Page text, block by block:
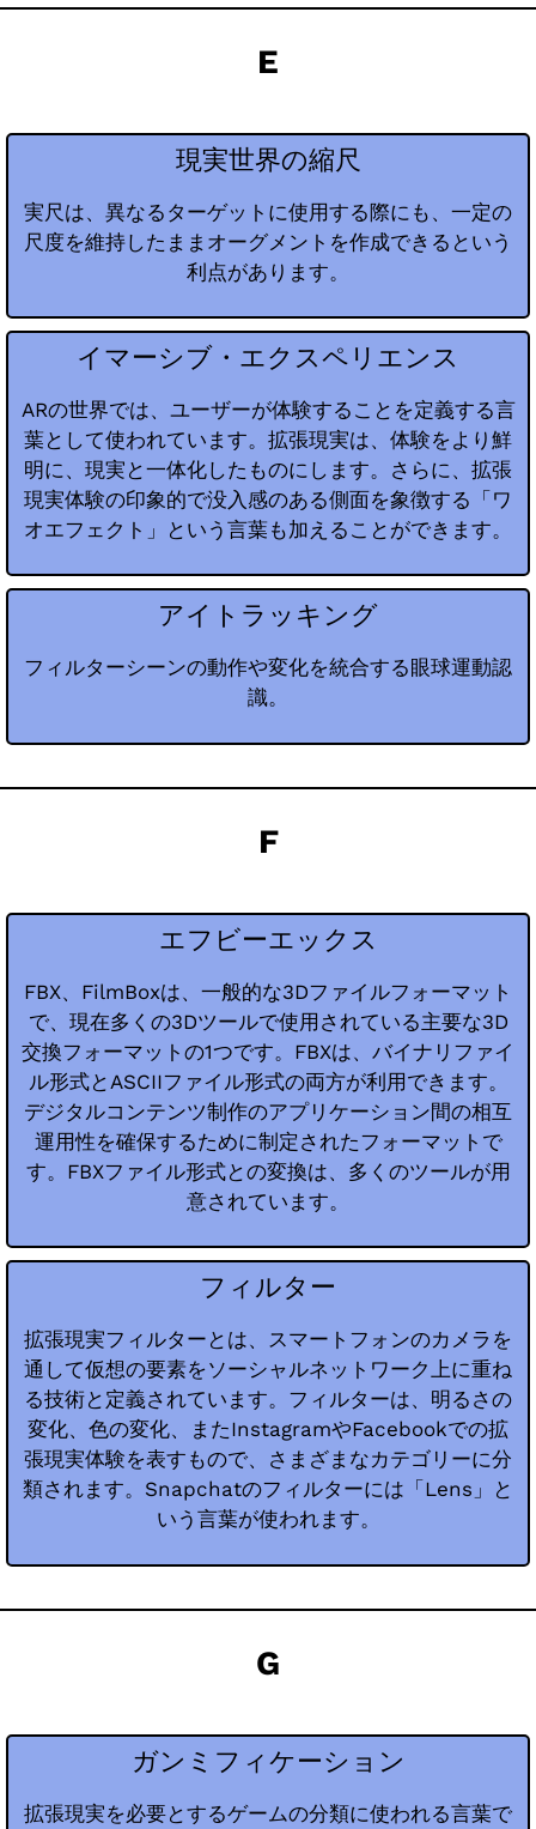
E
現実世界の縮尺
実尺は、異なるターゲットに使用する際にも、一定の
尺度を維持したままオーグメントを作成できるという
利点があります。
イマーシブ・エクスペリエンス
ARの世界では、ユーザーが体験することを定義する言
葉として使われています。拡張現実は、体験をより鮮
明に、現実と一体化したものにします。さらに、拡張
現実体験の印象的で没入感のある側面を象徴する「ワ
オエフェクト」という言葉も加えることができます。
アイトラッキング
フィルターシーンの動作や変化を統合する眼球運動認
識。
F
エフビーエックス
FBX、FilmBoxは、一般的な3Dファイルフォーマット
で、現在多くの3Dツールで使用されている主要な3D
交換フォーマットの1つです。FBXは、バイナリファイ
ル形式とASCIIファイル形式の両方が利用できます。
デジタルコンテンツ制作のアプリケーション間の相互
運用性を確保するために制定されたフォーマットで
す。FBXファイル形式との変換は、多くのツールが用
意されています。
フィルター
拡張現実フィルターとは、スマートフォンのカメラを
通して仮想の要素をソーシャルネットワーク上に重ね
る技術と定義されています。フィルターは、明るさの
変化、色の変化、またInstagramやFacebookでの拡
張現実体験を表すもので、さまざまなカテゴリーに分
類されます。Snapchatのフィルターには「Lens」と
いう言葉が使われます。
G
ガンミフィケーション
拡張現実を必要とするゲームの分類に使われる言葉で